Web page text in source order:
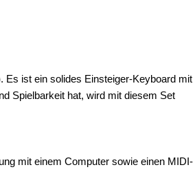
. Es ist ein solides Einsteiger-Keyboard mit
Spielbarkeit hat, wird mit diesem Set
mit einem Computer sowie einen MIDI-